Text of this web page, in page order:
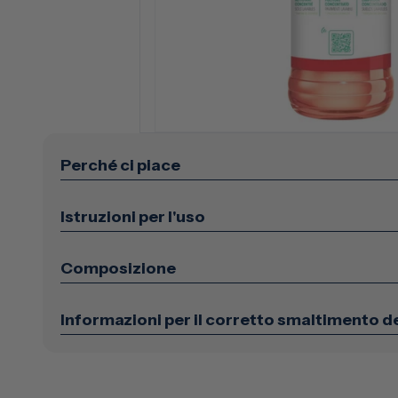
Perché ci piace
Istruzioni per l'uso
Composizione
Informazioni per il corretto smaltimento